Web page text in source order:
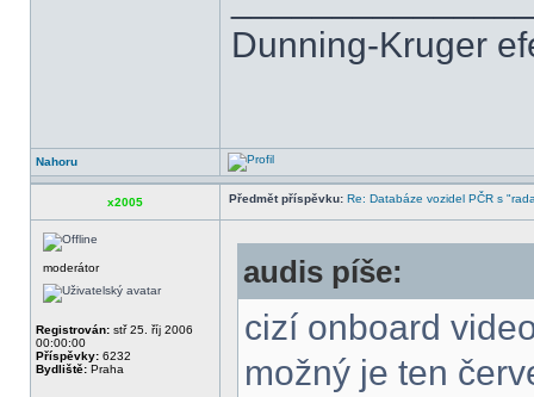
Dunning-Kruger
Nahoru
x2005 Předmět příspěvku: Re: Databáze vozidel PČR s
moderátor
Registrován: stř 25. říj 2006
00:00:00
Příspěvky: 6232
Bydliště: Praha
audis píše:
cizí onboard
možný je ten